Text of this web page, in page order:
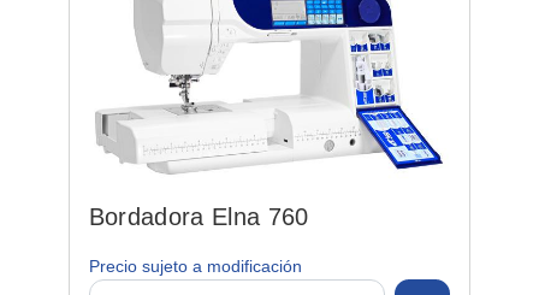
Bordadora Elna 760
Precio sujeto a modificación